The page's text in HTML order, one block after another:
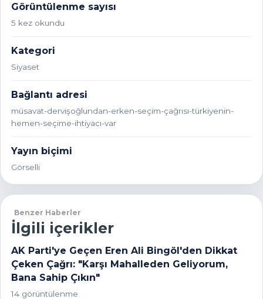
Görüntülenme sayısı
5 kez okundu
Kategori
Siyaset
Bağlantı adresi
müsavat-dervişoğlundan-erken-seçim-çağrısı-türkiyenin-
hemen-seçime-ihtiyacı-var
Yayın biçimi
Görselli
Benzer Haberler
İlgili içerikler
AK Parti'ye Geçen Eren Ali Bingöl'den Dikkat
Çeken Çağrı: "Karşı Mahalleden Geliyorum,
Bana Sahip Çıkın"
14 görüntülenme